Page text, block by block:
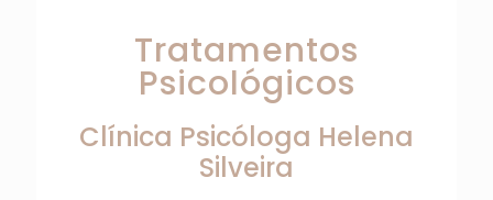
Tratamentos
Psicológicos
Clínica Psicóloga Helena
Silveira